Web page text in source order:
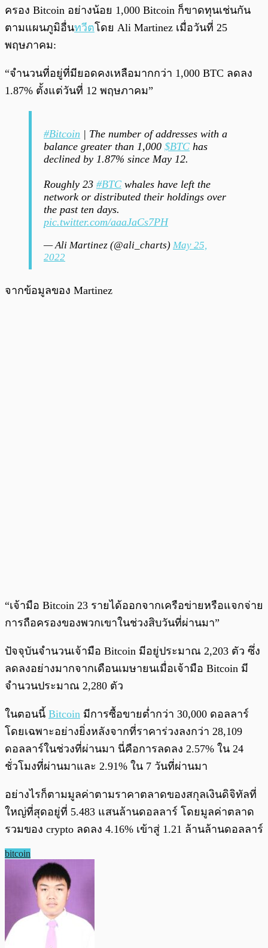
ครอง Bitcoin อย่างน้อย 1,000 Bitcoin ก็ขาดทุนเช่นกัน
ตามแผนภูมิอื่นทวีตโดย Ali Martinez เมื่อวันที่ 25
พฤษภาคม:
“จำนวนที่อยู่ที่มียอดคงเหลือมากกว่า 1,000 BTC ลดลง
1.87% ตั้งแต่วันที่ 12 พฤษภาคม”
#Bitcoin | The number of addresses with a
balance greater than 1,000 $BTC has
declined by 1.87% since May 12.
Roughly 23 #BTC whales have left the
network or distributed their holdings over
the past ten days.
pic.twitter.com/aaaJaCs7PH
— Ali Martinez (@ali_charts) May 25,
2022
จากข้อมูลของ Martinez
“เจ้ามือ Bitcoin 23 รายได้ออกจากเครือข่ายหรือแจกจ่าย
การถือครองของพวกเขาในช่วงสิบวันที่ผ่านมา”
ปัจจุบันจำนวนเจ้ามือ Bitcoin มีอยู่ประมาณ 2,203 ตัว ซึ่ง
ลดลงอย่างมากจากเดือนเมษายนเมื่อเจ้ามือ Bitcoin มี
จำนวนประมาณ 2,280 ตัว
ในตอนนี้ Bitcoin มีการซื้อขายต่ำกว่า 30,000 ดอลลาร์
โดยเฉพาะอย่างยิ่งหลังจากที่ราคาร่วงลงกว่า 28,109
ดอลลาร์ในช่วงที่ผ่านมา นี่คือการลดลง 2.57% ใน 24
ชั่วโมงที่ผ่านมาและ 2.91% ใน 7 วันที่ผ่านมา
อย่างไรก็ตามมูลค่าตามราคาตลาดของสกุลเงินดิจิทัลที่
ใหญ่ที่สุดอยู่ที่ 5.483 แสนล้านดอลลาร์ โดยมูลค่าตลาด
รวมของ crypto ลดลง 4.16% เข้าสู่ 1.21 ล้านล้านดอลลาร์
bitcoin